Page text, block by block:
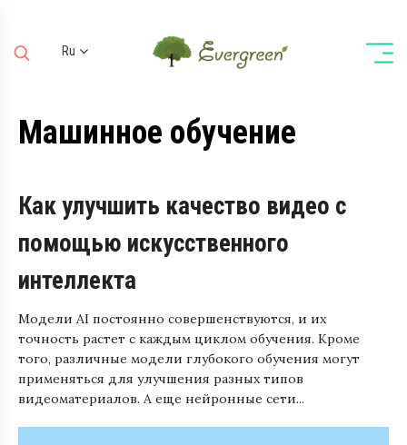
Ru
De
Машинное обучение
Как улучшить качество видео c
помощью искусственного
интеллекта
Модели AI постоянно совершенствуются, и их
точность растет с каждым циклом обучения. Кроме
того, различные модели глубокого обучения могут
применяться для улучшения разных типов
видеоматериалов. А еще нейронные сети...